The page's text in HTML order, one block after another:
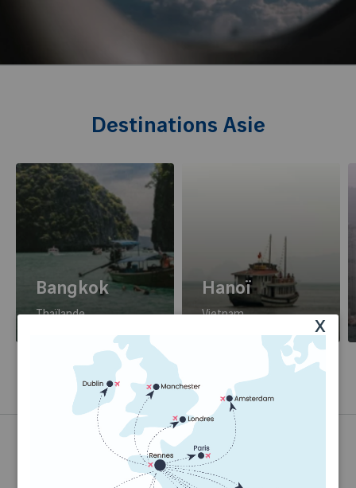
Destinations Asie
Bangkok
Thaïlande
Hanoï
Vietnam x